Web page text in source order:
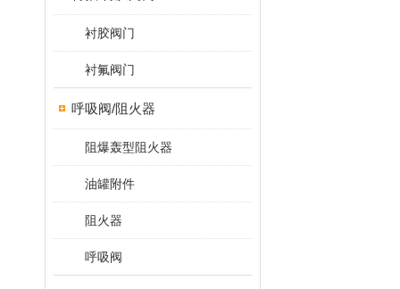
衬胶阀门
衬氟阀门
呼吸阀/阻火器
阻爆轰型阻火器
油罐附件
阻火器
呼吸阀